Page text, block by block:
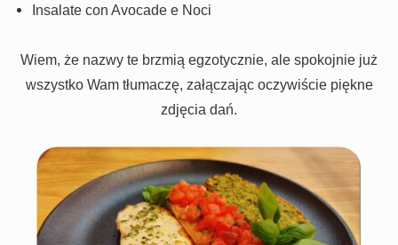
Insalate con Avocade e Noci
Wiem, że nazwy te brzmią egzotycznie, ale spokojnie już
wszystko Wam tłumaczę, załączając oczywiście piękne
zdjęcia dań.